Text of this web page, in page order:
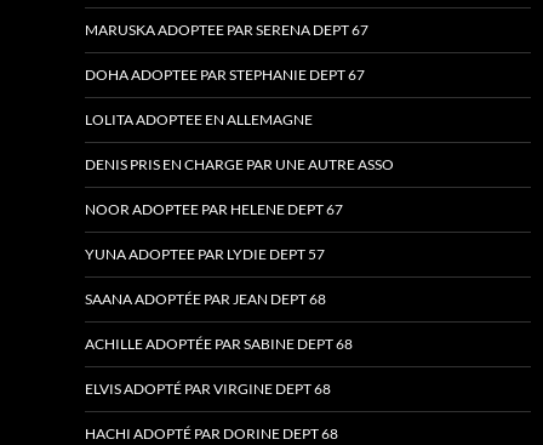
MARUSKA ADOPTEE PAR SERENA DEPT 67
DOHA ADOPTEE PAR STEPHANIE DEPT 67
LOLITA ADOPTEE EN ALLEMAGNE
DENIS PRIS EN CHARGE PAR UNE AUTRE ASSO
NOOR ADOPTEE PAR HELENE DEPT 67
YUNA ADOPTEE PAR LYDIE DEPT 57
SAANA ADOPTÉE PAR JEAN DEPT 68
ACHILLE ADOPTÉE PAR SABINE DEPT 68
ELVIS ADOPTÉ PAR VIRGINE DEPT 68
HACHI ADOPTÉ PAR DORINE DEPT 68